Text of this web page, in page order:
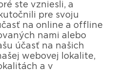
ste vzniesli, a
pre svoju
na online a offline
nami alebo
účasť na našich
webovej lokalite,
a v